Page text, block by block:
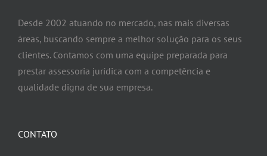
Desde 2002 atuando no mercado, nas mais diversas
áreas, buscando sempre a melhor solução para os seus
clientes. Contamos com uma equipe preparada para
prestar assessoria jurídica com a competência e
qualidade digna de sua empresa.
CONTATO